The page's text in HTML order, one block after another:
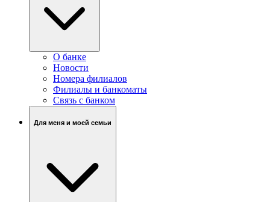
О банке
Новости
Номера филиалов
Филиалы и банкоматы
Связь c банком
Для меня и моей семьи